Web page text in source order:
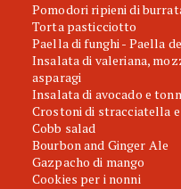
Pomodori ripieni di
Torta pasticciotto
Paella di funghi - Paella
Insalata di valeriana,
asparagi
Insalata di avocado e
Crostoni di stracciatella
Cobb salad
Bourbon and Ginger Ale
Gazpacho di mango
Cookies per i nonni